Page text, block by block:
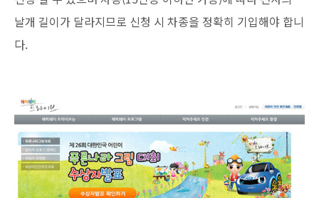
날개 길이가 달라지므로 신청 시 차종을 정확히 기입해야 합니
다.